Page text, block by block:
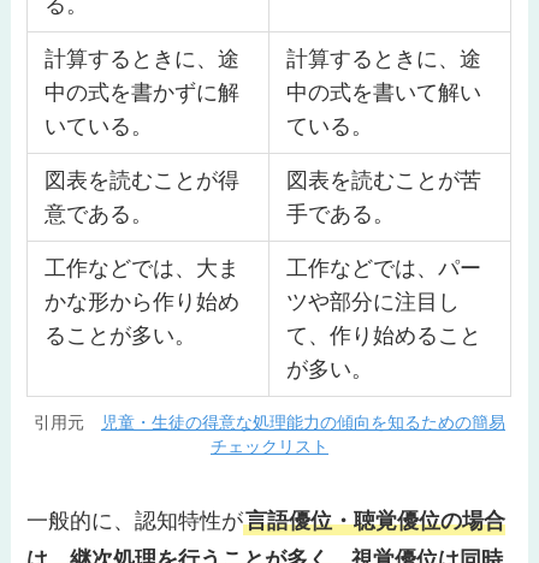
る。
計算するときに、途
中の式を書かずに解
いている。
計算するときに、途
中の式を書いて解い
ている。
図表を読むことが得
意である。
図表を読むことが苦
手である。
工作などでは、大ま
かな形から作り始め
ることが多い。
工作などでは、パー
ツや部分に注目し
て、作り始めること
が多い。
引用元
児童・生徒の得意な処理能力の傾向を知るための簡易
チェックリスト
一般的に、認知特性が言語優位・聴覚優位の場合